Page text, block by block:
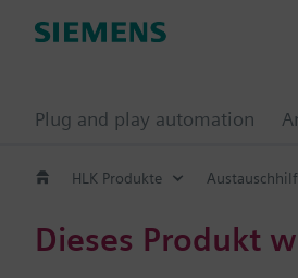
Plug and play automation
HLK Produkte
Dieses Produkt